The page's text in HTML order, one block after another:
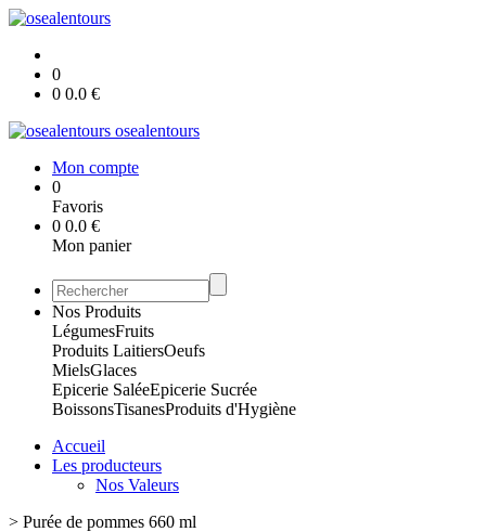
0
0 0.0 €
osealentours
Mon compte
0
Favoris
0 0.0 €
Mon panier
Nos Produits
LégumesFruits
Produits LaitiersOeufs
MielsGlaces
Epicerie SaléeEpicerie Sucrée
BoissonsTisanesProduits d'Hygiène
Accueil
Les producteurs
Nos Valeurs
> Purée de pommes 660 ml